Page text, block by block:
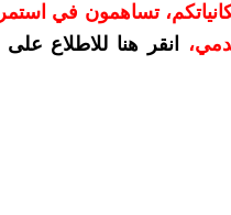
حسب إمكانياتكم، تساهمون في
،
انقر هنا للاطلاع